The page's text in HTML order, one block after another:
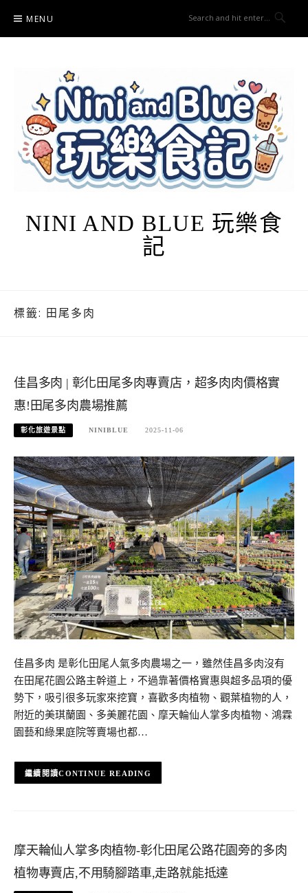
content
MENU
NINI AND BLUE 玩樂食
記
標籤: 田尾多肉
佳昌多肉 | 彰化田尾多肉專賣店，超多肉肉價格實
惠!田尾多肉農場推薦
彰化旅遊景點 NINIBLUE 2025-11-06
佳昌多肉 是彰化田尾人氣多肉農場之一，雖然佳昌多肉沒有
在田尾花園公路主幹道上，不過靠著價格實惠與超多品項的優
勢下，吸引很多玩家來挖寶，喜歡多肉植物、觀葉植物的人，
附近的美琪蘭園、多美麗花園、摩天輪仙人掌多肉植物、鴻霖
園藝和綠果庭院等賣場也都…
CONTINUE READING
摩天輪仙人掌多肉植物-彰化田尾公路花園旁的多肉
植物專賣店,不用騎腳踏車,走路就能抵達